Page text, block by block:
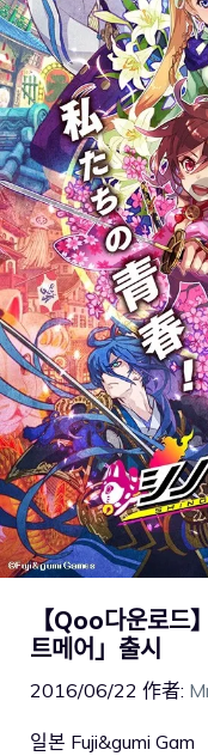
【Qoo다운로드
트메어」출시
2016/06/22 作者:
일본 Fuji&gumi Gam